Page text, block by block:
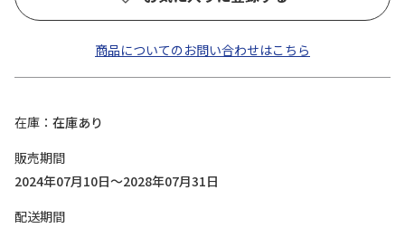
商品についてのお問い合わせはこちら
在庫
在庫あり
販売期間
2024年07月10日～2028年07月31日
配送期間